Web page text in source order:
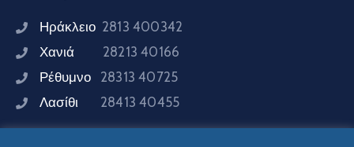
Ηράκλειο 2813 400342
Χανιά 28213 40166
Ρέθυμνο 28313 40725
Λασίθι 28413 40455